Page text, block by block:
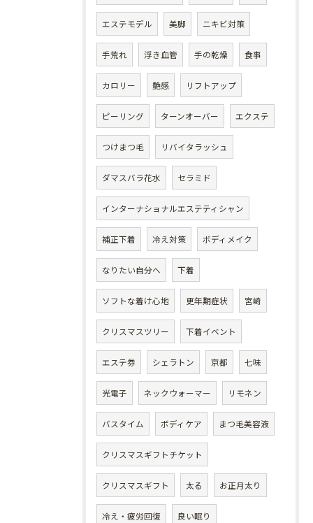
エステモデル 美脚 ニキビ対策
手荒れ 浮き血管 手の乾燥 食事
カロリー 艶感 リフトアップ
ピーリング ターンオーバー エクステ
つけまつ毛 リバイタラッシュ
ダマスバラ花水 セラミド
インターナショナルエステティシャン
補正下着 冷え対策 ボディメイク
なりたい自分へ 下着
ソフトな着け心地 更年期症状 宮崎
クリスマスツリー 下着イベント
エステ券 シェラトン 京都 七味
光電子 ネックウォーマー リモネン
バスタイム ボディケア まつ毛美容液
クリスマスギフトチケット
クリスマスギフト 太る お正月太り
冷え・疲労回復 良い眠り